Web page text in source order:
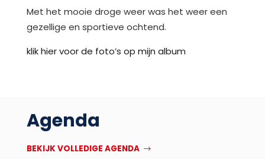
Met het mooie droge weer was het weer een
gezellige en sportieve ochtend.
klik hier voor de foto’s op mijn album
Agenda
BEKIJK VOLLEDIGE AGENDA